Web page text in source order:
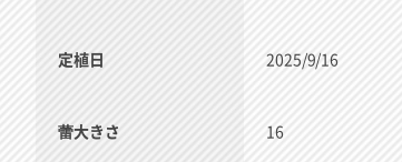
定植日 2025/9/16
蕾大きさ 16